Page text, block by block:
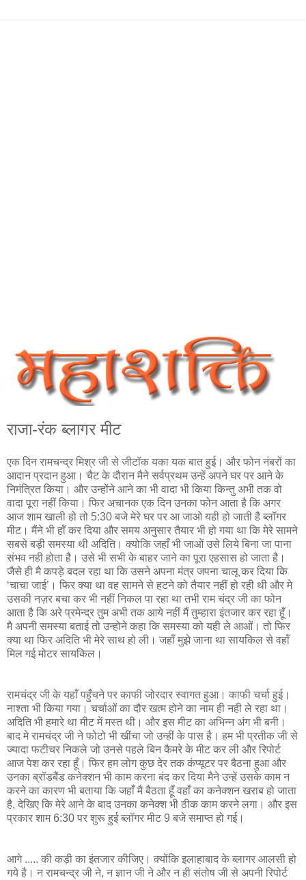
राजा-रंक ब्‍लागर मीट
एक दिन रामचन्द्र मिश्र जी से जीटॉक यका यक बात हुई। और फोन नंबरों का
आदान प्रदान हुआ। चैट के दौरान मैने सर्वप्रथम उन्हें अपने घर पर आने के
निमंत्रित किया। और उन्होंने आने का भी वादा भी किया किन्तु अभी तक वो
वादा पूरा नहीं किया। फिर अचानक एक दिन उनका फोन आता है कि अगर
आज शाम खाली हो तो 5:30 बजे मेरे घर पर आ जाओ यही हो जाती है ब्लॉगर
मीट। मैंने भी हॉं कर दिया और समय अनुसार तैयार भी हो गया था कि मेरे सामने
सबसे बड़ी समस्या थी अदिति। क्योकि जहाँ भी जाओं उसे लिये बिना जा पाना
संभव नही होता है। उसे भी सभी के बाहर जाने का पूरा एहसास हो जाता है।
जैसे ही मै कपड़े बदल रहा था कि उसने अपना मंत्र जपना चालू कर दिया कि
‘चाचा जाई’। फिर क्‍या था वह सामने से हटने को तैयार नहीं हो रही थी और मे
उसकी नज़र बचा कर भी नहीं निकल पा रहा था तभी राम चंद्र जी का फोन
आता है कि अरे प्रमेन्द्र तुम अभी तक आये नहीं मैं तुम्हारा इंतजार कर रहा हूँ।
मै अपनी समस्‍या बताई तो उन्‍होने कहा कि समस्‍या को यही ले आओं। तो फिर
क्‍या था फिर अदिति भी मेरे साथ हो ली। जहॉं मुझे जाना था सायकिल से वहॉं
मिल गई मोटर सायकिल।
रामचंद्र जी के यहाँ पहुँचने पर काफी जोरदार स्वागत हुआ। काफी चर्चा हुई।
नाश्ता भी किया गया। चर्चाओं का दौर खत्म होने का नाम ही नही ले रहा था।
अदिति भी हमारे था मीट में मस्‍त थी। और इस मीट का अभिन्‍न अंग भी बनी।
बाद मे रामचंद्र जी ने फोटो भी खींचा जो उन्हीं के पास है। हम भी प्रतीक जी से
ज्यादा फटीचर निकले जो उनसे पहले बिन कैमरे के मीट कर ली और रिपोर्ट
आज पेश कर रहा हूँ। फिर हम लोग कुछ देर तक कंप्यूटर पर बैठना हुआ और
उनका ब्रॉडबैंड कनेक्‍शन भी काम करना बंद कर दिया मैने उन्हें उसके काम न
करने का कारण भी बताया कि जहाँ मै बैठता हूँ वहाँ का कनेक्शन खराब हो जाता
है, देखिए कि मेरे आने के बाद उनका कनेक्‍श भी ठीक काम करने लगा। और इस
प्रकार शाम 6:30 पर शुरू हुई ब्लॉगर मीट 9 बजे समाप्त हो गई।
आगे ..... की कड़ी का इंतजार कीजिए। क्योंकि इलाहाबाद के ब्‍लागर आलसी हो
गये है। न रामचन्‍द्र जी ने, न ज्ञान जी ने और न ही संतोष जी से अपनी रिपोर्ट